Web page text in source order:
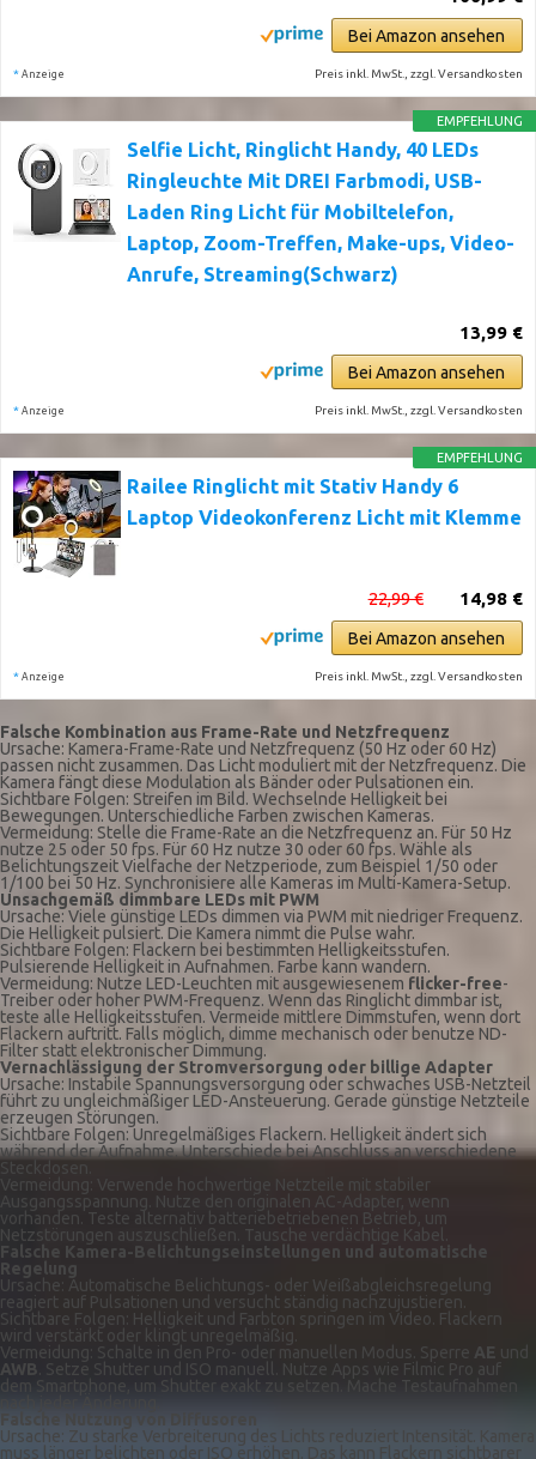
Bei Amazon ansehen
* Anzeige Preis inkl. MwSt., zzgl. Versandkosten
EMPFEHLUNG
Selfie Licht, Ringlicht Handy, 40 LEDs
Ringleuchte Mit DREI Farbmodi, USB-
Laden Ring Licht für Mobiltelefon,
Laptop, Zoom-Treffen, Make-ups, Video-
Anrufe, Streaming(Schwarz)
13,99 €
Bei Amazon ansehen
* Anzeige Preis inkl. MwSt., zzgl. Versandkosten
EMPFEHLUNG
Railee Ringlicht mit Stativ Handy 6
Laptop Videokonferenz Licht mit Klemme
14,98 €
22,99 €
Bei Amazon ansehen
* Anzeige Preis inkl. MwSt., zzgl. Versandkosten
Falsche Kombination aus Frame-Rate und Netzfrequenz
Ursache: Kamera-Frame-Rate und Netzfrequenz (50 Hz oder 60 Hz)
passen nicht zusammen. Das Licht moduliert mit der Netzfrequenz. Die
Kamera fängt diese Modulation als Bänder oder Pulsationen ein.
Sichtbare Folgen: Streifen im Bild. Wechselnde Helligkeit bei
Bewegungen. Unterschiedliche Farben zwischen Kameras.
Vermeidung: Stelle die Frame-Rate an die Netzfrequenz an. Für 50 Hz
nutze 25 oder 50 fps. Für 60 Hz nutze 30 oder 60 fps. Wähle als
Belichtungszeit Vielfache der Netzperiode, zum Beispiel 1/50 oder
1/100 bei 50 Hz. Synchronisiere alle Kameras im Multi-Kamera-Setup.
Unsachgemäß dimmbare LEDs mit PWM
Ursache: Viele günstige LEDs dimmen via PWM mit niedriger Frequenz.
Die Helligkeit pulsiert. Die Kamera nimmt die Pulse wahr.
Sichtbare Folgen: Flackern bei bestimmten Helligkeitsstufen.
Pulsierende Helligkeit in Aufnahmen. Farbe kann wandern.
Vermeidung: Nutze LED-Leuchten mit ausgewiesenem flicker-free-
Treiber oder hoher PWM-Frequenz. Wenn das Ringlicht dimmbar ist,
teste alle Helligkeitsstufen. Vermeide mittlere Dimmstufen, wenn dort
Flackern auftritt. Falls möglich, dimme mechanisch oder benutze ND-
Filter statt elektronischer Dimmung.
Vernachlässigung der Stromversorgung oder billige Adapter
Ursache: Instabile Spannungsversorgung oder schwaches USB-Netzteil
führt zu ungleichmäßiger LED-Ansteuerung. Gerade günstige Netzteile
erzeugen Störungen.
Sichtbare Folgen: Unregelmäßiges Flackern. Helligkeit ändert sich
während der Aufnahme. Unterschiede bei Anschluss an verschiedene
Steckdosen.
Vermeidung: Verwende hochwertige Netzteile mit stabiler
Ausgangsspannung. Nutze den originalen AC-Adapter, wenn
vorhanden. Teste alternativ batteriebetriebenen Betrieb, um
Netzstörungen auszuschließen. Tausche verdächtige Kabel.
Falsche Kamera-Belichtungseinstellungen und automatische
Regelung
Ursache: Automatische Belichtungs- oder Weißabgleichsregelung
reagiert auf Pulsationen und versucht ständig nachzujustieren.
Sichtbare Folgen: Helligkeit und Farbton springen im Video. Flackern
wird verstärkt oder klingt unregelmäßig.
Vermeidung: Schalte in den Pro- oder manuellen Modus. Sperre AE und
AWB . Setze Shutter und ISO manuell. Nutze Apps wie Filmic Pro auf
dem Smartphone, um Shutter exakt zu setzen. Mache Testaufnahmen
Falsche Nutzung von Diffusoren
Ursache: Zu starke Verbreiterung des Lichts reduziert Intensität. Kamera
muss länger belichten oder ISO erhöhen. Das kann Flackern sichtbarer